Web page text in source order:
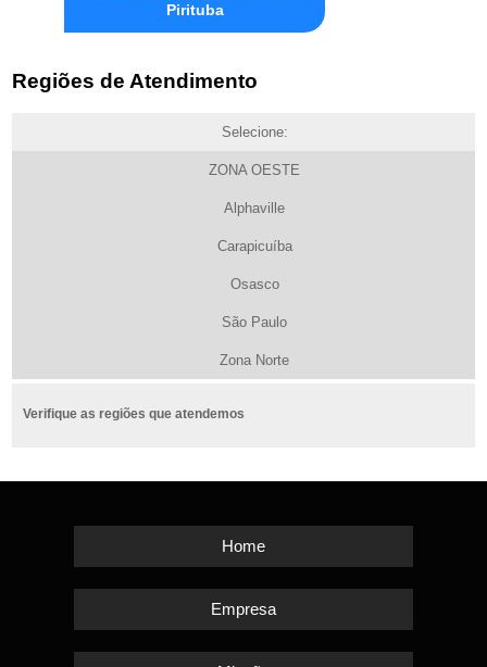
Pirituba
Regiões de Atendimento
Selecione:
ZONA OESTE
Alphaville
Carapicuíba
Osasco
São Paulo
Zona Norte
Verifique as regiões que atendemos
Home
Empresa